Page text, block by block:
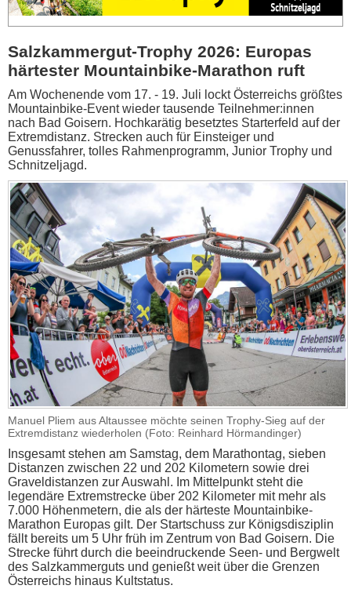
Salzkammergut-Trophy 2026: Europas
härtester Mountainbike-Marathon ruft
Am Wochenende vom 17. - 19. Juli lockt Österreichs größtes
Mountainbike-Event wieder tausende Teilnehmer:innen
nach Bad Goisern. Hochkarätig besetztes Starterfeld auf der
Extremdistanz. Strecken auch für Einsteiger und
Genussfahrer, tolles Rahmenprogramm, Junior Trophy und
Schnitzeljagd.
Manuel Pliem aus Altaussee möchte seinen Trophy-Sieg auf der
Extremdistanz wiederholen (Foto: Reinhard Hörmandinger)
Insgesamt stehen am Samstag, dem Marathontag, sieben
Distanzen zwischen 22 und 202 Kilometern sowie drei
Graveldistanzen zur Auswahl. Im Mittelpunkt steht die
legendäre Extremstrecke über 202 Kilometer mit mehr als
7.000 Höhenmetern, die als der härteste Mountainbike-
Marathon Europas gilt. Der Startschuss zur Königsdisziplin
fällt bereits um 5 Uhr früh im Zentrum von Bad Goisern. Die
Strecke führt durch die beeindruckende Seen- und Bergwelt
des Salzkammerguts und genießt weit über die Grenzen
Österreichs hinaus Kultstatus.